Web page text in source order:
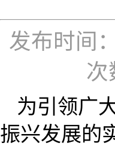
发布时间
次
为引领广
振兴发展的